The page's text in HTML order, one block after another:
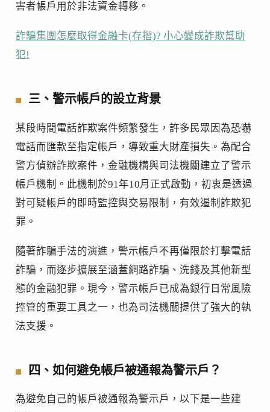
害者帳戶用於非法資金轉移。
詐騙集團怎麼取得金融卡(存摺)? 小心變成詐欺幫助
犯!
三、警示帳戶的設立背景
某段時間電話詐欺案件頻繁發生，許多民眾因為恐嚇
電話而匯款至指定帳戶，導致重大財產損失。為配合
警方偵辦詐欺案件，金融機構與司法機關建立了警示
帳戶機制。此機制於91年10月正式啟動，初衷是透過
對可疑帳戶的即時監控與交易限制，有效遏制詐欺犯
罪。
隨著詐騙手法的演進，警示帳戶不再僅限於打擊電話
詐騙，而逐步擴展至涵蓋網路詐騙、洗錢及其他新型
態的金融犯罪。現今，警示帳戶已成為銀行日常風險
控管的重要工具之一，也為司法機關提供了強大的執
法支援。
四、如何避免帳戶被通報為警示戶？
為避免自己的帳戶被通報為警示戶，以下是一些建